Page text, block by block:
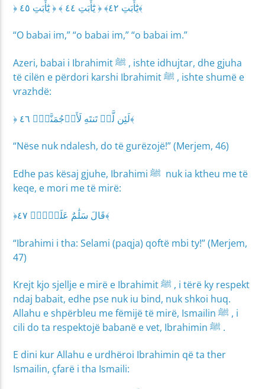
﴿ يَٰٓأَبَتِ ٤٢﴾ ﴿ يَٰٓأَبَتِ ٤٤ ﴾ ﴿ يَٰٓأَبَتِ ٤٥﴾
“O babai im,” “o babai im,” “o babai im.”
Azeri, babai i Ibrahimit ﷺ , ishte idhujtar, dhe gjuha
të cilën e përdori karshi Ibrahimit ﷺ , ishte shumë e
vrazhdë:
﴿ لَئِن لَّمۡ تَنتَهِ لَأَرۡجُمَنَّكَۖ ٤٦﴾
“Nëse nuk ndalesh, do të gurëzojë!” (Merjem, 46)
Edhe pas kësaj gjuhe, Ibrahimi ﷺ nuk ia ktheu me të
keqe, e mori me të mirë:
﴿قَالَ سَلَٰمٌ عَلَيۡكَۖ ٤٧﴾
“Ibrahimi i tha: Selami (paqja) qoftë mbi ty!” (Merjem,
47)
Krejt kjo sjellje e mirë e Ibrahimit ﷺ , i tërë ky respekt
ndaj babait, edhe pse nuk iu bind, nuk shkoi huq.
Allahu e shpërbleu me fëmijë të mirë, Ismailin ﷺ , i
cili do ta respektojë babanë e vet, Ibrahimin ﷺ .
E dini kur Allahu e urdhëroi Ibrahimin që ta ther
Ismailin, çfarë i tha Ismaili: